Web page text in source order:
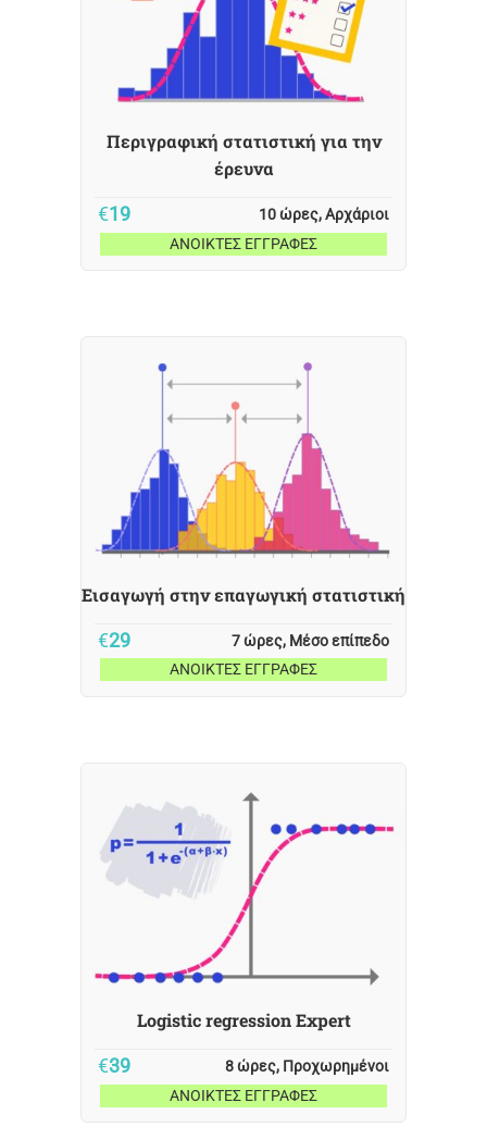
Περιγραφική στατιστική για την
έρευνα
€19
10 ώρες, Αρχάριοι
ΑΝΟΙΚΤΕΣ ΕΓΓΡΑΦΕΣ
Εισαγωγή στην επαγωγική στατιστική
€29
7 ώρες, Μέσο επίπεδο
ΑΝΟΙΚΤΕΣ ΕΓΓΡΑΦΕΣ
Logistic regression Expert
€39
8 ώρες, Προχωρημένοι
ΑΝΟΙΚΤΕΣ ΕΓΓΡΑΦΕΣ